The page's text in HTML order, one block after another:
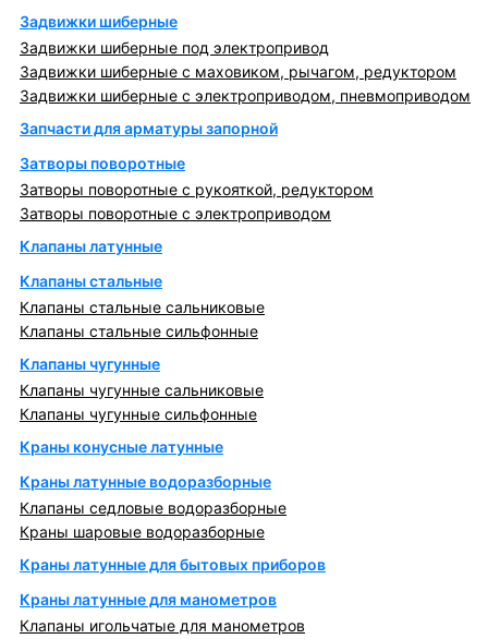
Задвижки шиберные
Задвижки шиберные под электропривод
Задвижки шиберные с маховиком, рычагом, редуктором
Задвижки шиберные с электроприводом, пневмоприводом
Запчасти для арматуры запорной
Затворы поворотные
Затворы поворотные с рукояткой, редуктором
Затворы поворотные с электроприводом
Клапаны латунные
Клапаны стальные
Клапаны стальные сальниковые
Клапаны стальные сильфонные
Клапаны чугунные
Клапаны чугунные сальниковые
Клапаны чугунные сильфонные
Краны конусные латунные
Краны латунные водоразборные
Клапаны седловые водоразборные
Краны шаровые водоразборные
Краны латунные для бытовых приборов
Краны латунные для манометров
Клапаны игольчатые для манометров